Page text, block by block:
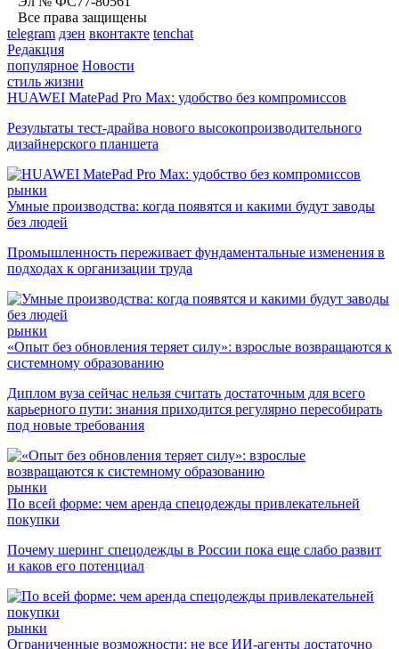
Все права защищены
telegram дзен вконтакте tenchat
Редакция
популярное Новости
стиль жизни
HUAWEI MatePad Pro Max: удобство без компромиссов
Результаты тест-драйва нового высокопроизводительного
дизайнерского планшета
рынки
Умные производства: когда появятся и какими будут заводы
без людей
Промышленность переживает фундаментальные изменения в
подходах к организации труда
рынки
«Опыт без обновления теряет силу»: взрослые возвращаются к
системному образованию
Диплом вуза сейчас нельзя считать достаточным для всего
карьерного пути: знания приходится регулярно пересобирать
под новые требования
рынки
По всей форме: чем аренда спецодежды привлекательней
покупки
Почему шеринг спецодежды в России пока еще слабо развит
и каков его потенциал
рынки
Ограниченные возможности: не все ИИ-агенты достаточно